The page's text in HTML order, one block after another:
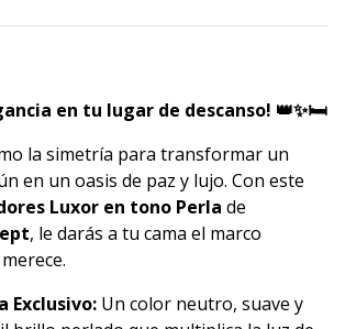
en tu lugar de descanso! 👑✨🛏️
la simetría para transformar un
en un oasis de paz y lujo. Con este
Luxor en tono Perla de
, le darás a tu cama el marco
Exclusivo: Un color neutro, suave y